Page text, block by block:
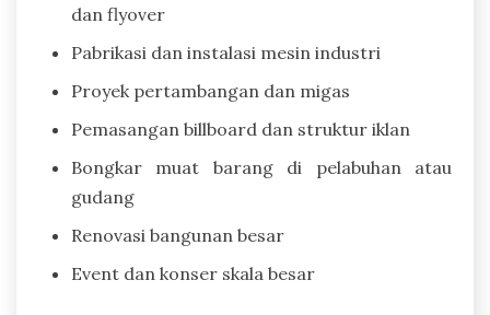
dan flyover
Pabrikasi dan instalasi mesin industri
Proyek pertambangan dan migas
Pemasangan billboard dan struktur iklan
Bongkar muat barang di pelabuhan atau
gudang
Renovasi bangunan besar
Event dan konser skala besar